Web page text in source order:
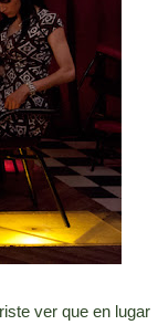
ver que en lugar